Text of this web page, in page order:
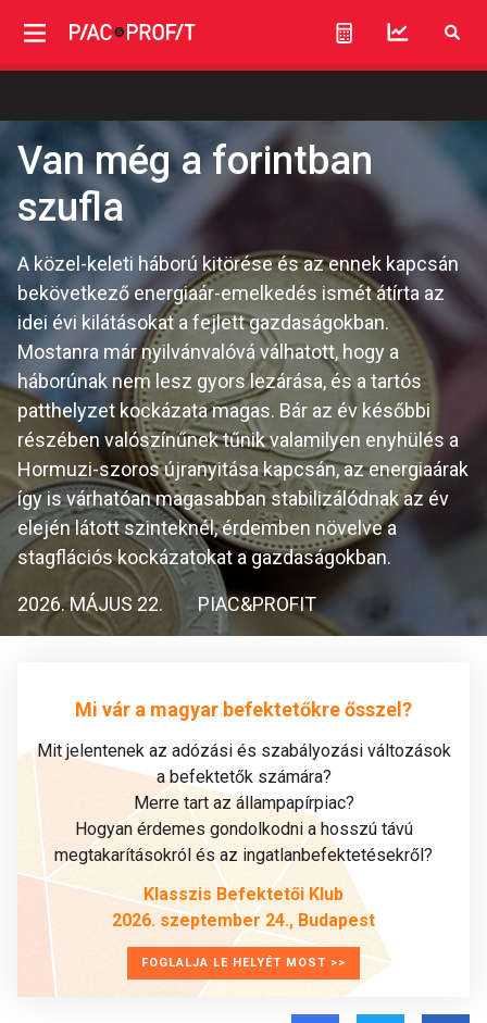
Van még a forintban
szufla
A közel-keleti háború kitörése és az ennek kapcsán
bekövetkező energiaár-emelkedés ismét átírta az
idei évi kilátásokat a fejlett gazdaságokban.
Mostanra már nyilvánvalóvá válhatott, hogy a
háborúnak nem lesz gyors lezárása, és a tartós
patthelyzet kockázata magas. Bár az év későbbi
részében valószínűnek tűnik valamilyen enyhülés a
Hormuzi-szoros újranyitása kapcsán, az energiaárak
így is várhatóan magasabban stabilizálódnak az év
elején látott szinteknél, érdemben növelve a
stagflációs kockázatokat a gazdaságokban.
2026. MÁJUS 22. PIAC&PROFIT
Mi vár a magyar befektetőkre ősszel?
Mit jelentenek az adózási és szabályozási változások
a befektetők számára?
Merre tart az állampapírpiac?
Hogyan érdemes gondolkodni a hosszú távú
megtakarításokról és az ingatlanbefektetésekről?
Klasszis Befektetői Klub
2026. szeptember 24., Budapest
FOGLALJA LE HELYÉT MOST >>